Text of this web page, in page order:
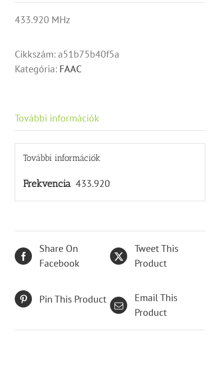
433.920 MHz
Cikkszám: a51b75b40f5a
Kategória: FAAC
További információk
További információk
Frekvencia 433.920
Share On
Facebook
Tweet This
Product
Pin This Product
Email This
Product